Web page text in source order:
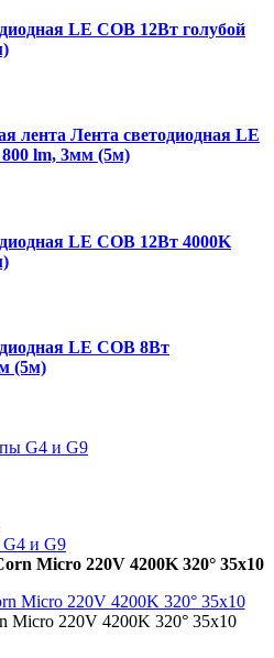
LE COB 12Вт голубой
лента Лента светодиодная LE
lm, 3мм (5м)
LE COB 12Вт 4000K
LE COB 8Вт
(5м)
G4 и G9
и G9
Micro 220V 4200K 320° 35x10
Micro 220V 4200K 320° 35x10